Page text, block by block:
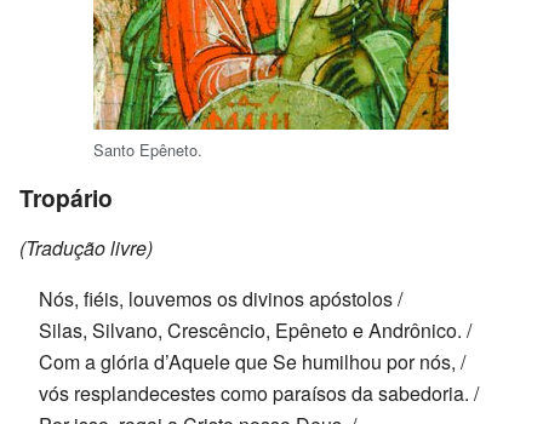
Santo Epêneto.
Tropário
(Tradução livre)
Nós, fiéis, louvemos os divinos apóstolos /
Silas, Silvano, Crescêncio, Epêneto e Andrônico. /
Com a glória d’Aquele que Se humilhou por nós, /
vós resplandecestes como paraísos da sabedoria. /